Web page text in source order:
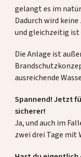
gelangt es im
Dadurch wird
und gleichzeitig
Die Anlage ist
ausreichende
Spannend! Jetzt
sicherer!
Ja, und auch im
zwei drei Tage mit